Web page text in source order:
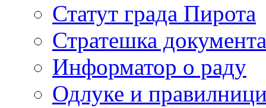
Статут града Пирота
Стратешка документа
Информатор о раду
Одлуке и